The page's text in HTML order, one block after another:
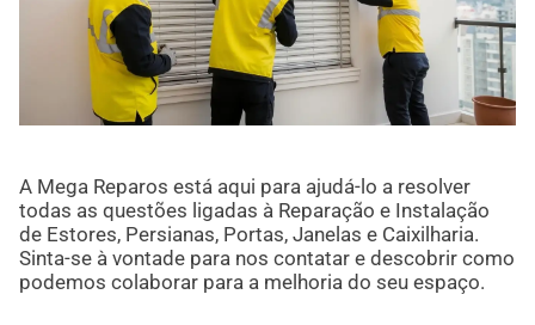
A Mega Reparos está aqui para ajudá-lo a resolver
todas as questões ligadas à Reparação e Instalação
de Estores, Persianas, Portas, Janelas e Caixilharia.
Sinta-se à vontade para nos contatar e descobrir como
podemos colaborar para a melhoria do seu espaço.